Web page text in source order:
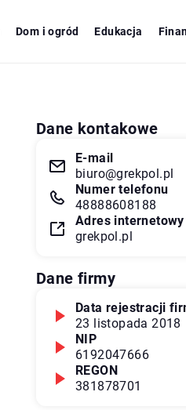
Dom i ogród Edukacja
Dane kontakowe
E-mail
biuro@grekpol.pl
Numer telefonu
48888608188
Adres internetowy
grekpol.pl
Dane firmy
Data rejestracji
23 listopada 2018
NIP
6192047666
REGON
381878701